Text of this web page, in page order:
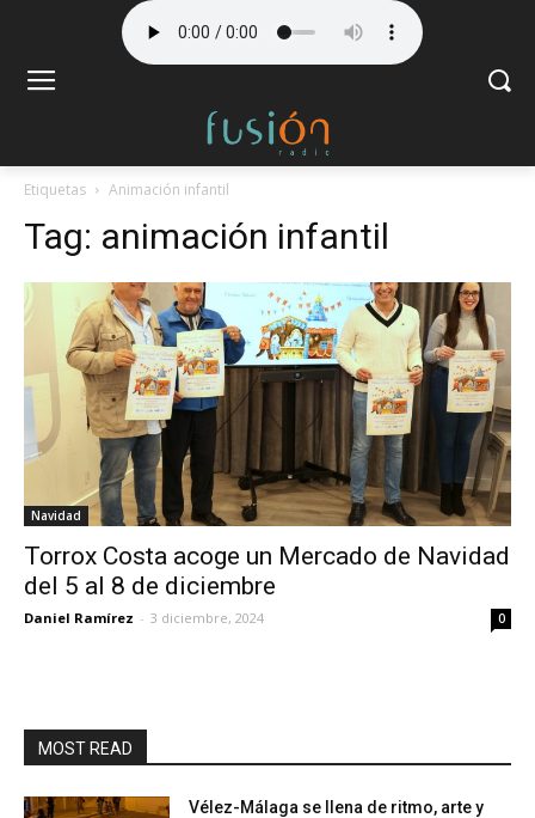
Etiquetas Animación infantil
Tag: animación infantil
Navidad
Torrox Costa acoge un Mercado de Navidad
del 5 al 8 de diciembre
Daniel Ramírez - 3 diciembre, 2024 0
MOST READ
Vélez-Málaga se llena de ritmo, arte y